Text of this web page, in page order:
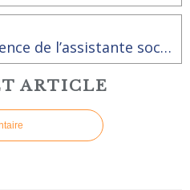
INFO MAIRIE : permanence de l’assistante sociale
ARTICLE